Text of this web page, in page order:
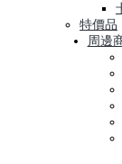
特價品
周邊